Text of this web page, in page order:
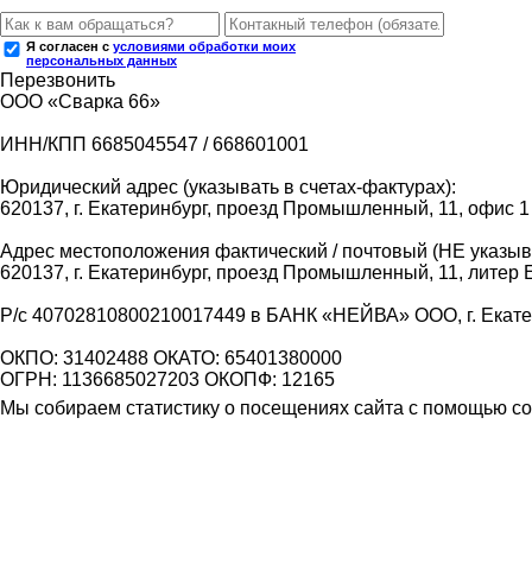
Я согласен с условиями обработки моих
персональных данных
Перезвонить
ООО «Сварка 66»
ИНН/КПП 6685045547 / 668601001
Юридический адрес (указывать в счетах-фактурах):
620137, г. Екатеринбург, проезд Промышленный, 11, офис 1
Адрес местоположения фактический / почтовый (НЕ
620137, г. Екатеринбург, проезд Промышленный, 11, литер
Р/с 40702810800210017449 в БАНК «НЕЙВА» ООО, г.
ОКПО: 31402488 ОКАТО: 65401380000
ОГРН: 1136685027203 ОКОПФ: 12165
Мы собираем статистику о посещениях сайта с помощью